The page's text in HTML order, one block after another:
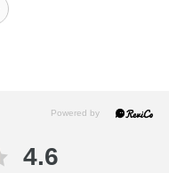
4.6